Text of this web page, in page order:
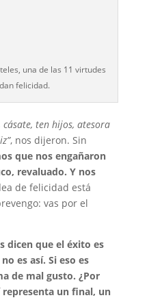
una de las 11 virtudes
felicidad.
ten hijos, atesora
, nos dijeron. Sin
que nos engañaron
revaluado. Y nos
de felicidad está
vas por el
dicen que el éxito es
es así. Si eso es
de mal gusto. ¿Por
representa un final, un